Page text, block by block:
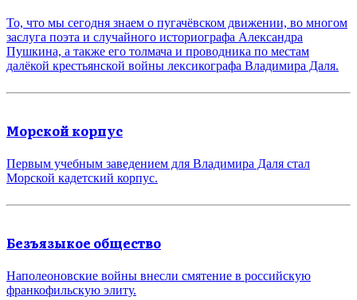
То, что мы сегодня знаем о пугачёвском движении, во многом
заслуга поэта и случайного историографа Александра
Пушкина, а также его толмача и проводника по местам
далёкой крестьянской войны лексикографа Владимира Даля.
Морской корпус
Первым учебным заведением для Владимира Даля стал
Морской кадетский корпус.
Безъязыкое общество
Наполеоновские войны внесли смятение в российскую
франкофильскую элиту.